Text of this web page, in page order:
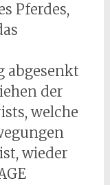
Pferdes,
abgesenkt
der
welche
wieder